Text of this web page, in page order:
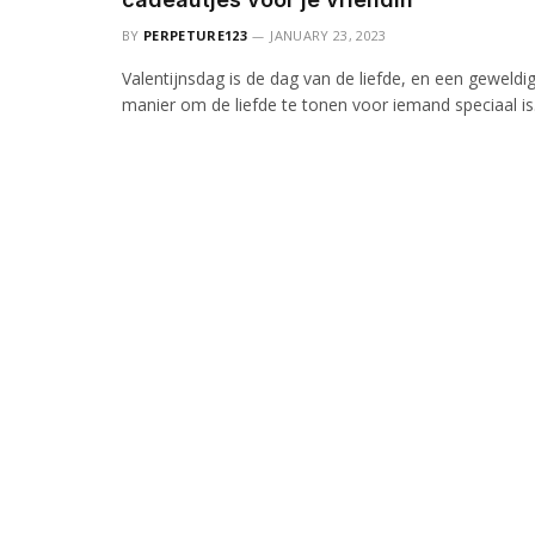
BY PERPETURE123 JANUARY 23, 2023
Valentijnsdag is de dag van de liefde, en een
manier om de liefde te tonen voor iemand speciaal